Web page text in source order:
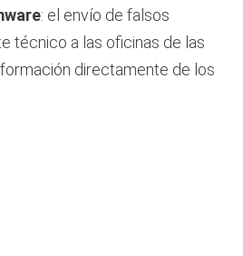
: el envío de falsos
técnico a las oficinas de las
directamente de los